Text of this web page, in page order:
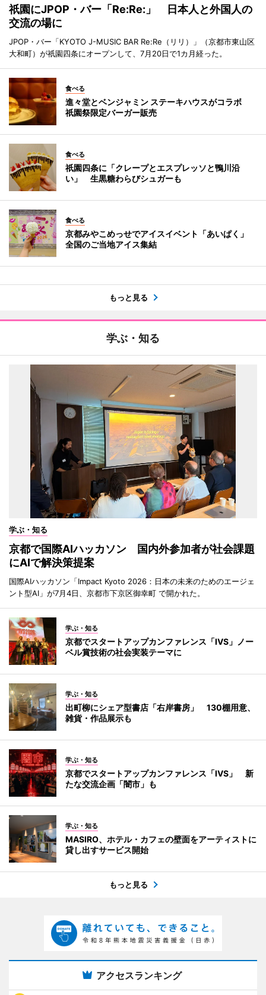
祇園にJPOP・バー「Re:Re:」 日本人と外国人の
交流の場に
JPOP・バー「KYOTO J-MUSIC BAR Re:Re（リリ）」（京都市東山区
大和町）が祇園四条にオープンして、7月20日で1カ月経った。
食べる
進々堂とベンジャミン ステーキハウスがコラボ
祇園祭限定バーガー販売
食べる
祇園四条に「クレープとエスプレッソと鴨川沿
い」 生黒糖わらびシュガーも
食べる
京都みやこめっせでアイスイベント「あいぱく」
全国のご当地アイス集結
もっと見る
学ぶ・知る
学ぶ・知る
京都で国際AIハッカソン 国内外参加者が社会課題
にAIで解決策提案
国際AIハッカソン「Impact Kyoto 2026：日本の未来のためのエージェ
ント型AI」が7月4日、京都市下京区御幸町 で開かれた。
学ぶ・知る
京都でスタートアップカンファレンス「IVS」ノー
ベル賞技術の社会実装テーマに
学ぶ・知る
出町柳にシェア型書店「右岸書房」 130棚用意、
雑貨・作品展示も
学ぶ・知る
京都でスタートアップカンファレンス「IVS」 新
たな交流企画「闇市」も
学ぶ・知る
MASIRO、ホテル・カフェの壁面をアーティストに
貸し出すサービス開始
もっと見る
アクセスランキング